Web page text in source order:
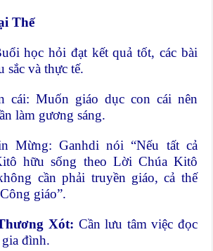
Thế
học hỏi đạt kết quả tốt, các bài
sắc và thực tế.
cái: Muốn giáo dục con cái nên
làm gương sáng.
Mừng: Ganhdi nói “Nếu tất cả
hữu sống theo Lời Chúa Kitô
cần phải truyền giáo, cả thế
giáo”.
Xót: Cần lưu tâm việc đọc
đình.